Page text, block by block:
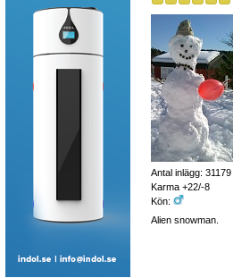
Antal inlägg: 31179
Karma +22/-8
Kön:
Alien snowman.